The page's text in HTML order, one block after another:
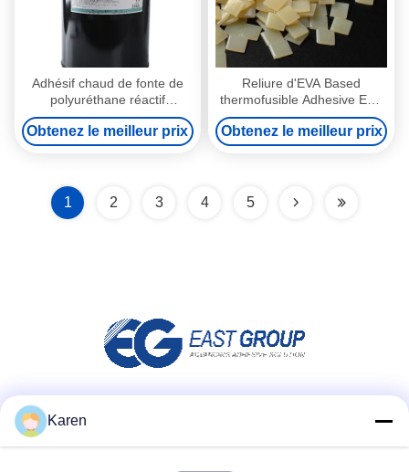
Adhésif chaud de fonte de
polyuréthane réactif
composant de PUR un pour
l'attache de livre
Obtenez le meilleur prix
Reliure d'EVA Based
thermofusible Adhesive EVA
thermofusible colle For de
granule
Obtenez le meilleur prix
1 2 3 4 5
Karen